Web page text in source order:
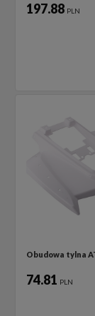
197.88 PLN
Obudowa tylna
74.81 PLN